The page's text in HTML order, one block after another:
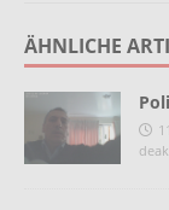
ÄHNLICHE